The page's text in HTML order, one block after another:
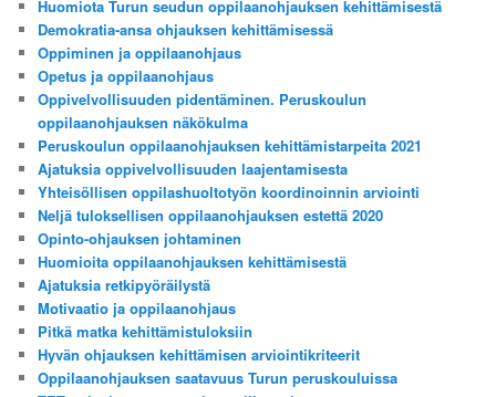
Huomiota Turun seudun oppilaanohjauksen kehittämisestä
Demokratia-ansa ohjauksen kehittämisessä
Oppiminen ja oppilaanohjaus
Opetus ja oppilaanohjaus
Oppivelvollisuuden pidentäminen. Peruskoulun
oppilaanohjauksen näkökulma
Peruskoulun oppilaanohjauksen kehittämistarpeita 2021
Ajatuksia oppivelvollisuuden laajentamisesta
Yhteisöllisen oppilashuoltotyön koordinoinnin arviointi
Neljä tuloksellisen oppilaanohjauksen estettä 2020
Opinto-ohjauksen johtaminen
Huomioita oppilaanohjauksen kehittämisestä
Ajatuksia retkipyöräilystä
Motivaatio ja oppilaanohjaus
Pitkä matka kehittämistuloksiin
Hyvän ohjauksen kehittämisen arviointikriteerit
Oppilaanohjauksen saatavuus Turun peruskouluissa